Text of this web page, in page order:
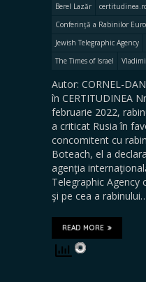
Berel Lazăr
Conferință a Rabi­ni­lor
Jewish Telegraphic Agency
The Times of Israel
Autor: CORNEL-
în CERTITUDINEA
februarie 2022,
a criticat Rusia în
concomitent cu
Boteach, el a
agenţia
Telegraphic Agency
şi pe cea a
READ MORE